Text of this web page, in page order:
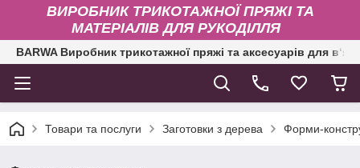
ВИРОБНИК ТРИКОТАЖНОЇ ПРЯЖІ ТА
МАТЕРІАЛІВ ДЛЯ РУКОДІЛЛЯ
BARWA Виробник трикотажної пряжі та аксесуарів для
Товари та послуги Заготовки з дерева Форми-